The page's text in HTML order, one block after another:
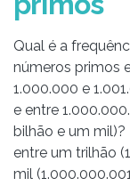
Qual é a
números primos
1.000.000 e
e entre
bilhão e um
entre um trilhão
mil